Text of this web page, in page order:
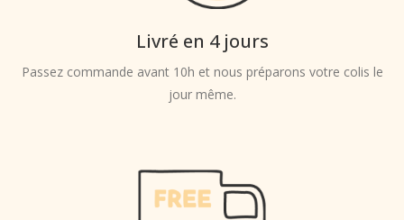
Livré en 4 jours
Passez commande avant 10h et nous préparons votre colis le
jour même.